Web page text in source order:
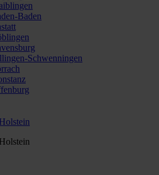
Baden
Schwenningen